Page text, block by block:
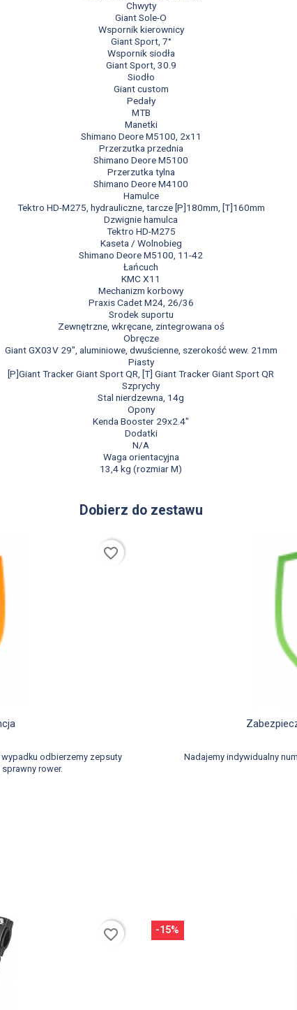
Chwyty
Giant Sole-O
Wspornik kierownicy
Giant Sport, 7°
Wspornik siodła
Giant Sport, 30.9
Siodło
Giant custom
Pedały
MTB
Manetki
Shimano Deore M5100, 2x11
Przerzutka przednia
Shimano Deore M5100
Przerzutka tylna
Shimano Deore M4100
Hamulce
Tektro HD-M275, hydrauliczne, tarcze [P]180mm, [T]160mm
Dzwignie hamulca
Tektro HD-M275
Kaseta / Wolnobieg
Shimano Deore M5100, 11-42
Łańcuch
KMC X11
Mechanizm korbowy
Praxis Cadet M24, 26/36
Srodek suportu
Zewnętrzne, wkręcane, zintegrowana oś
Obręcze
Giant GX03V 29", aluminiowe, dwuścienne, szerokość wew. 21mm
Piasty
[P]Giant Tracker Giant Sport QR, [T] Giant Tracker Giant Sport QR
Szprychy
Stal nierdzewna, 14g
Opony
Kenda Booster 29x2.4"
Dodatki
N/A
Waga orientacyjna
13,4 kg (rozmiar M)
Dobierz do zestawu
odbierzemy zepsuty
rower.
favorite_border
Nadajemy indywidualny
favorite_border -15%